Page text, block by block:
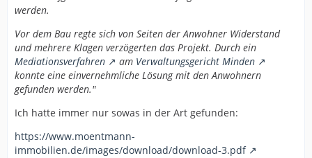
werden.
Vor dem Bau regte sich von Seiten der Anwohner Widerstand
und mehrere Klagen verzögerten das Projekt. Durch ein
Mediationsverfahren
am Verwaltungsgericht Minden
konnte eine einvernehmliche Lösung mit den Anwohnern
gefunden werden."
Ich hatte immer nur sowas in der Art gefunden:
https://www.moentmann-
immobilien.de/images/download/download-3.pdf